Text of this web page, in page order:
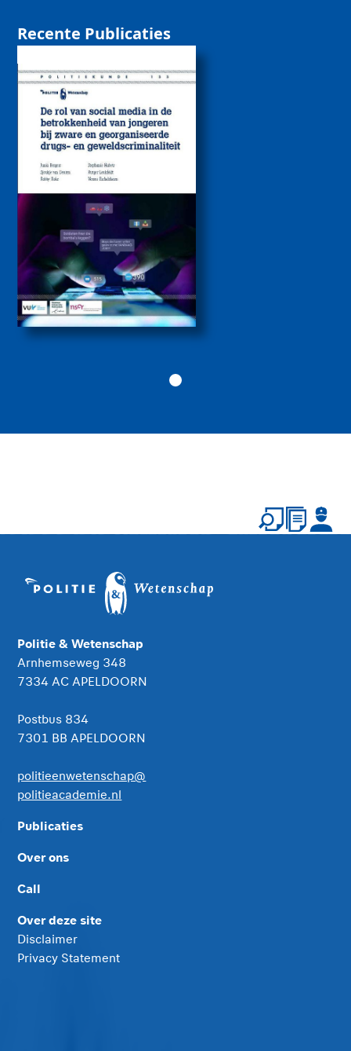
Recente Publicaties
De rol van sociale
media bij de
betrokkenheid van
jongeren bij zware
drugs- en
geweldscriminaliteit
2026
Politiekunde
Politiekunde
Politie & Wetenschap
Arnhemseweg 348
7334 AC APELDOORN
Postbus 834
7301 BB APELDOORN
politieenwetenschap@
politieacademie.nl
Publicaties
Over ons
Call
Over deze site
Disclaimer
Privacy Statement